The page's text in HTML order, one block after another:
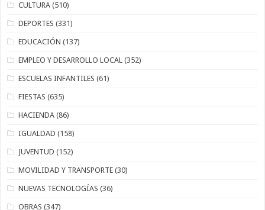
CULTURA (510)
DEPORTES (331)
EDUCACIÓN (137)
EMPLEO Y DESARROLLO LOCAL (352)
ESCUELAS INFANTILES (61)
FIESTAS (635)
HACIENDA (86)
IGUALDAD (158)
JUVENTUD (152)
MOVILIDAD Y TRANSPORTE (30)
NUEVAS TECNOLOGÍAS (36)
OBRAS (347)